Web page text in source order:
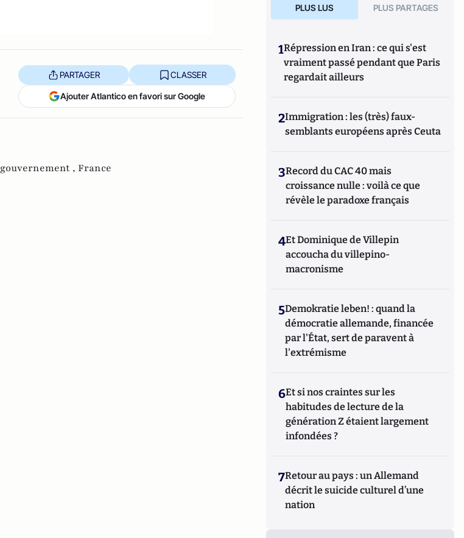
PARTAGER CLASSER
Ajouter Atlantico en favori sur Google
gouvernement , France
PLUS LUS PLUS PARTAGES
1Répression en Iran : ce qui s'est
vraiment passé pendant que Paris
regardait ailleurs
2Immigration : les (très) faux-
semblants européens après Ceuta
3Record du CAC 40 mais
croissance nulle : voilà ce que
révèle le paradoxe français
4Et Dominique de Villepin
accoucha du villepino-
macronisme
5Demokratie leben! : quand la
démocratie allemande, financée
par l'État, sert de paravent à
l'extrémisme
6Et si nos craintes sur les
habitudes de lecture de la
génération Z étaient largement
infondées ?
7Retour au pays : un Allemand
décrit le suicide culturel d’une
nation